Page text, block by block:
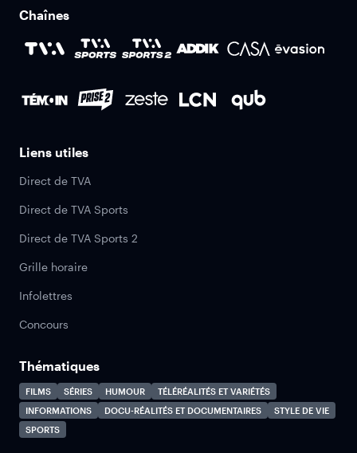
Chaînes
Liens utiles
Direct de TVA
Direct de TVA Sports
Direct de TVA Sports 2
Grille horaire
Infolettres
Concours
Thématiques
FILMS SÉRIES HUMOUR
TÉLÉRÉALITÉS ET VARIÉTÉS
INFORMATIONS
DOCU-RÉALITÉS ET DOCUMENTAIRES
STYLE DE VIE
SPORTS